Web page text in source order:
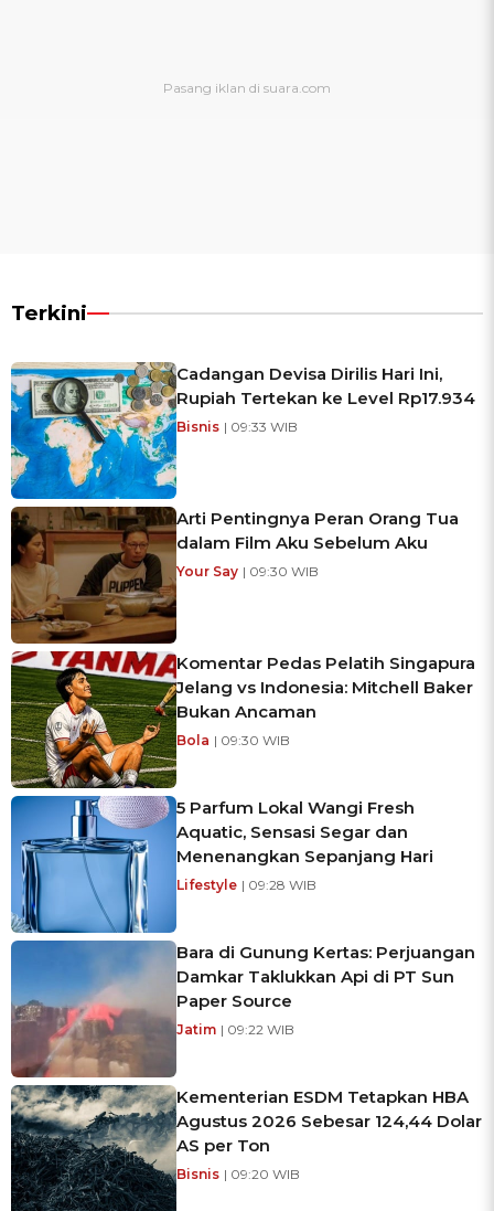
Terkini
Cadangan Devisa Dirilis Hari Ini,
Rupiah Tertekan ke Level Rp17.934
Bisnis | 09:33 WIB
Arti Pentingnya Peran Orang Tua
dalam Film Aku Sebelum Aku
Your Say | 09:30 WIB
Komentar Pedas Pelatih Singapura
Jelang vs Indonesia: Mitchell Baker
Bukan Ancaman
Bola | 09:30 WIB
5 Parfum Lokal Wangi Fresh
Aquatic, Sensasi Segar dan
Menenangkan Sepanjang Hari
Lifestyle | 09:28 WIB
Bara di Gunung Kertas: Perjuangan
Damkar Taklukkan Api di PT Sun
Paper Source
Jatim | 09:22 WIB
Kementerian ESDM Tetapkan HBA
Agustus 2026 Sebesar 124,44 Dolar
AS per Ton
Bisnis | 09:20 WIB